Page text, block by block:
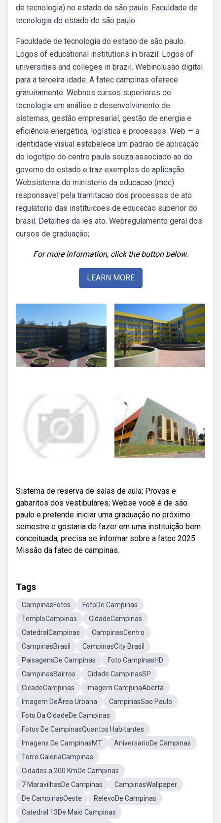
de tecnologia) no estado de são paulo. Faculdade de
tecnologia do estado de são paulo
Faculdade de tecnologia do estado de são paulo.
Logos of educational institutions in brazil. Logos of
universities and colleges in brazil. Webinclusão digital
para a terceira idade. A fatec campinas oferece
gratuitamente. Webnos cursos superiores de
tecnologia em análise e desenvolvimento de
sistemas, gestão empresarial, gestão de energia e
eficiência energética, logística e processos. Web — a
identidade visual estabelece um padrão de aplicação
do logotipo do centro paula souza associado ao do
governo do estado e traz exemplos de aplicação.
Websistema do ministerio da educacao (mec)
responsavel pela tramitacao dos processos de ato
regulatorio das instituicoes de educacao superior do
brasil. Detalhes da ies ato. Webregulamento geral dos
cursos de graduação;
For more information, click the button below.
LEARN MORE
Sistema de reserva de salas de aula; Provas e
gabaritos dos vestibulares; Webse você é de são
paulo e pretende iniciar uma graduação no próximo
semestre e gostaria de fazer em uma instituição bem
conceituada, precisa se informar sobre a fatec 2025.
Missão da fatec de campinas.
Tags
CampinasFotos
FotoDe Campinas
TemploCampinas
CidadeCampinas
CatedralCampinas
CampinasCentro
CampinasBrasil
CampinasCity Brasil
PaisagensDe Campinas
Foto CampinasHD
CampinasBairros
Cidade CampinasSP
CicadeCampinas
Imagem CampinaAberta
Imagem DeÁrea Urbana
CampinasSao Paulo
Foto Da CidadeDe Campinas
Fotos De CampinasQuantos Habitantes
Imagens De CampinasMT
AniversarioDe Campinas
Torre GaleriaCampinas
Cidades a 200 KmDe Campinas
7 MaravilhasDe Campinas
CampinasWallpaper
De CampinasOeste
RelevoDe Campinas
Catedral 13De Maio Campinas